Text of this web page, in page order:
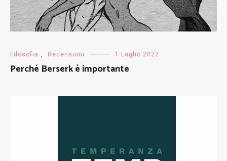
Filosofia Recensioni 1 Luglio 2022
Perché Berserk è importante